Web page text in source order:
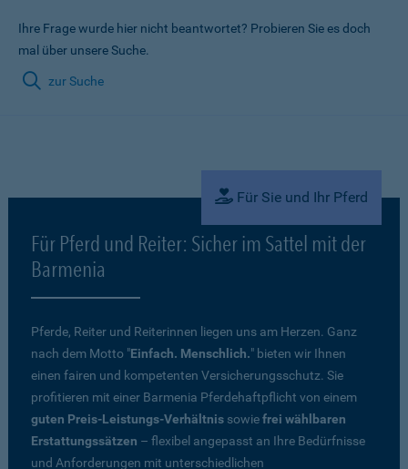
Ihre Frage wurde hier nicht beantwortet? Probieren Sie es doch
mal über unsere Suche.
zur Suche
Für Sie und Ihr Pferd
Für Pferd und Reiter: Sicher im Sattel mit der
Barmenia
Pferde, Reiter und Reiterinnen liegen uns am Herzen. Ganz
nach dem Motto "Einfach. Menschlich." bieten wir Ihnen
einen fairen und kompetenten Versicherungsschutz. Sie
profitieren mit einer Barmenia Pferdehaftpflicht von einem
guten Preis-Leistungs-Verhältnis sowiefrei wählbaren
Erstattungssätzen – flexibel angepasst an Ihre Bedürfnisse
und Anforderungen mit unterschiedlichen